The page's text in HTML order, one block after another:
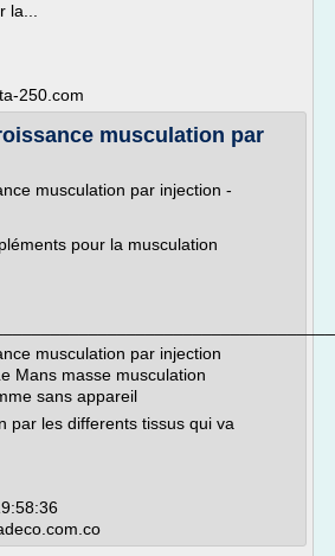
250.com
musculation par
musculation par injection -
pour la musculation
musculation par injection
Mans masse musculation
sans appareil
par les differents tissus qui va